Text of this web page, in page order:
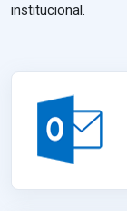
institucional.